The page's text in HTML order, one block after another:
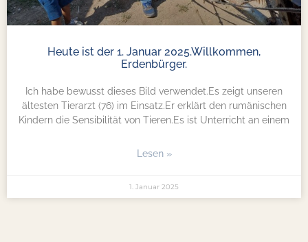
Heute ist der 1. Januar 2025.Willkommen,
Erdenbürger.
Ich habe bewusst dieses Bild verwendet.Es zeigt unseren
ältesten Tierarzt (76) im Einsatz.Er erklärt den rumänischen
Kindern die Sensibilität von Tieren.Es ist Unterricht an einem
Lesen »
1. Januar 2025